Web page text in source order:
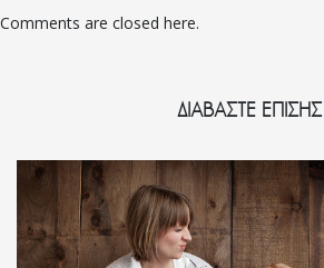
Comments are closed here.
ΔΙΑΒΑΣΤΕ ΕΠΙΣΗΣ